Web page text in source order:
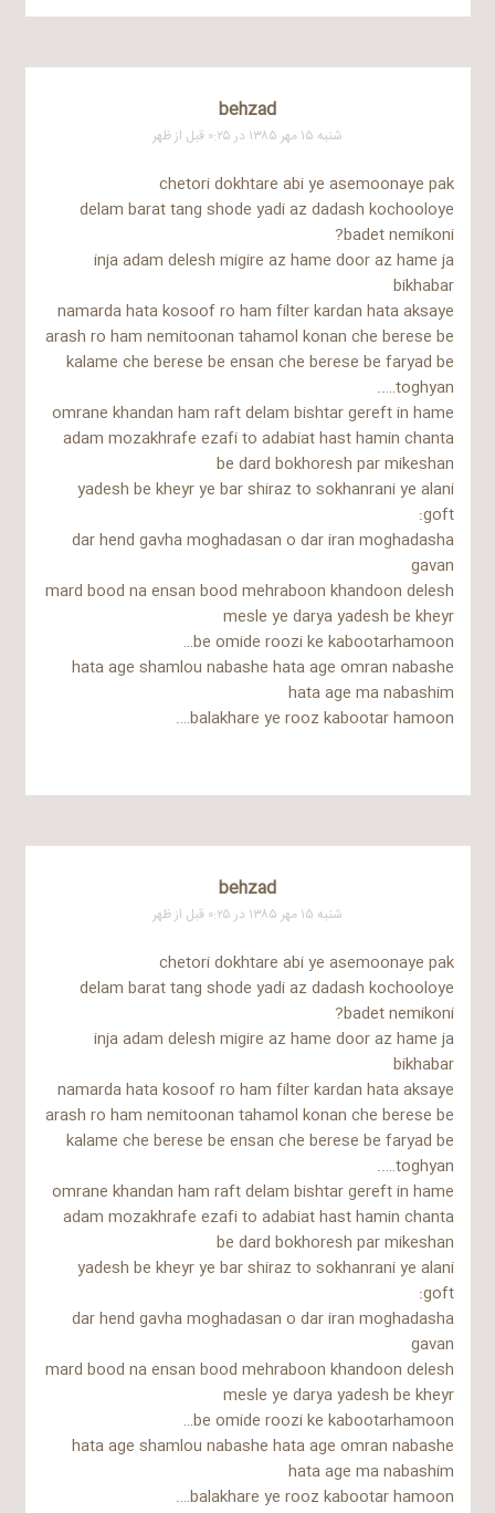
behzad
شنبه ۱۵ مهر ۱۳۸۵ در ۰:۲۵ قبل از ظهر
chetori dokhtare abi ye asemoonaye pak
delam barat tang shode yadi az dadash kochooloye
badet nemikoni?
inja adam delesh migire az hame door az hame ja
bikhabar
namarda hata kosoof ro ham filter kardan hata aksaye
arash ro ham nemitoonan tahamol konan che berese be
kalame che berese be ensan che berese be faryad be
toghyan…..
omrane khandan ham raft delam bishtar gereft in hame
adam mozakhrafe ezafi to adabiat hast hamin chanta
be dard bokhoresh par mikeshan
yadesh be kheyr ye bar shiraz to sokhanrani ye alani
goft:
dar hend gavha moghadasan o dar iran moghadasha
gavan
mard bood na ensan bood mehraboon khandoon delesh
mesle ye darya yadesh be kheyr
be omide roozi ke kabootarhamoon…
hata age shamlou nabashe hata age omran nabashe
hata age ma nabashim
balakhare ye rooz kabootar hamoon….
behzad
شنبه ۱۵ مهر ۱۳۸۵ در ۰:۲۵ قبل از ظهر
chetori dokhtare abi ye asemoonaye pak
delam barat tang shode yadi az dadash kochooloye
badet nemikoni?
inja adam delesh migire az hame door az hame ja
bikhabar
namarda hata kosoof ro ham filter kardan hata aksaye
arash ro ham nemitoonan tahamol konan che berese be
kalame che berese be ensan che berese be faryad be
toghyan…..
omrane khandan ham raft delam bishtar gereft in hame
adam mozakhrafe ezafi to adabiat hast hamin chanta
be dard bokhoresh par mikeshan
yadesh be kheyr ye bar shiraz to sokhanrani ye alani
goft:
dar hend gavha moghadasan o dar iran moghadasha
gavan
mard bood na ensan bood mehraboon khandoon delesh
mesle ye darya yadesh be kheyr
be omide roozi ke kabootarhamoon…
hata age shamlou nabashe hata age omran nabashe
hata age ma nabashim
balakhare ye rooz kabootar hamoon….